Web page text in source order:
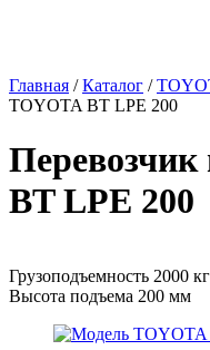
Главная /Каталог /
TOYOTA BT LPE 200
BT LPE 200
Грузоподъемность 2000 кг
Высота подъема 200 мм